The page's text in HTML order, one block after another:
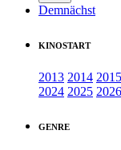
Demnächst
KINOSTART
2013 2014 2015
2024 2025 2026
GENRE